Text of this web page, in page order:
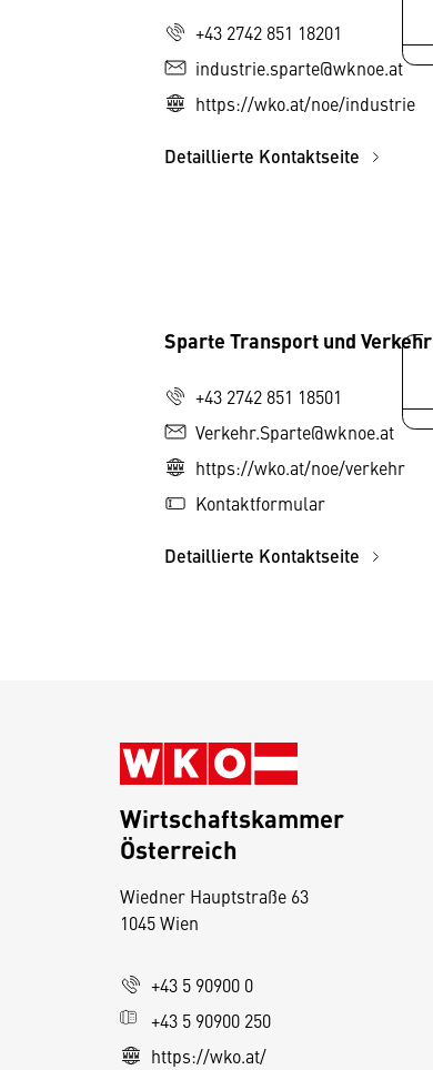
+43 2742 851 18201
industrie.sparte@wknoe.at
https://wko.at/noe/industrie
Detaillierte Kontaktseite
Sparte Transport und Verkehr
+43 2742 851 18501
Verkehr.Sparte@wknoe.at
https://wko.at/noe/verkehr
Kontaktformular
Detaillierte Kontaktseite
Wirtschaftskammer
Österreich
Wiedner Hauptstraße 63
1045 Wien
+43 5 90900 0
+43 5 90900 250
https://wko.at/